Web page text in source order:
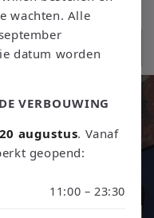
& TCG
consoles en
wachten. Alle
datum worden
VERBOUWING
augustus. Vanaf
geopend:
11:00 – 23:30